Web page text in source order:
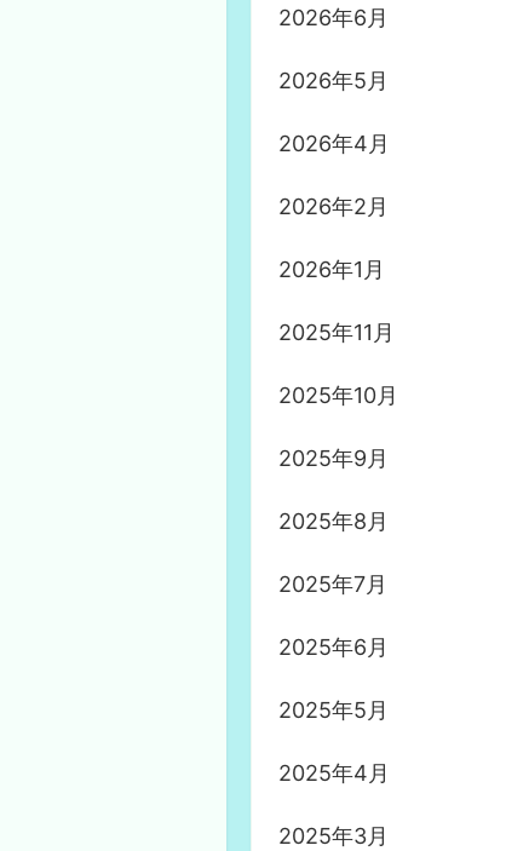
2026年6月
2026年5月
2026年4月
2026年2月
2026年1月
2025年11月
2025年10月
2025年9月
2025年8月
2025年7月
2025年6月
2025年5月
2025年4月
2025年3月